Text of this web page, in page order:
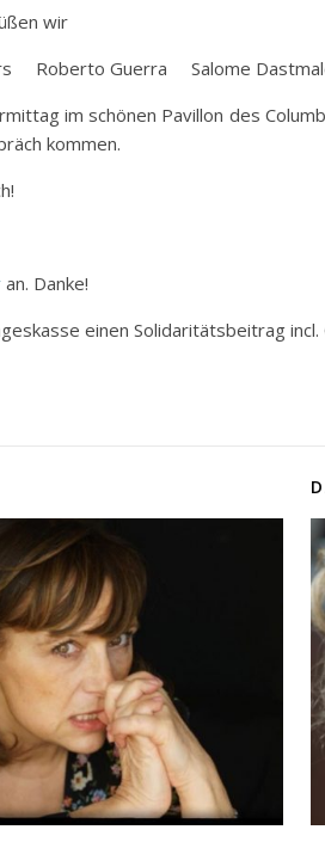
wir
Guerra Salome
im schönen Pavillon des
kommen.
an. Danke!
einen Solidaritätsbeitrag incl.